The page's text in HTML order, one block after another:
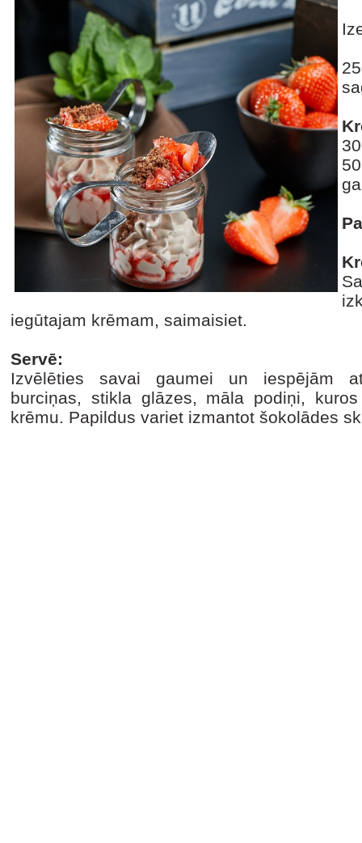
iegūtajam krēmam, saimaisiet.
Servē:
Izvēlēties savai gaumei un iespējām
burciņas, stikla glāzes, māla podiņi,
krēmu. Papildus variet izmantot šokolādes